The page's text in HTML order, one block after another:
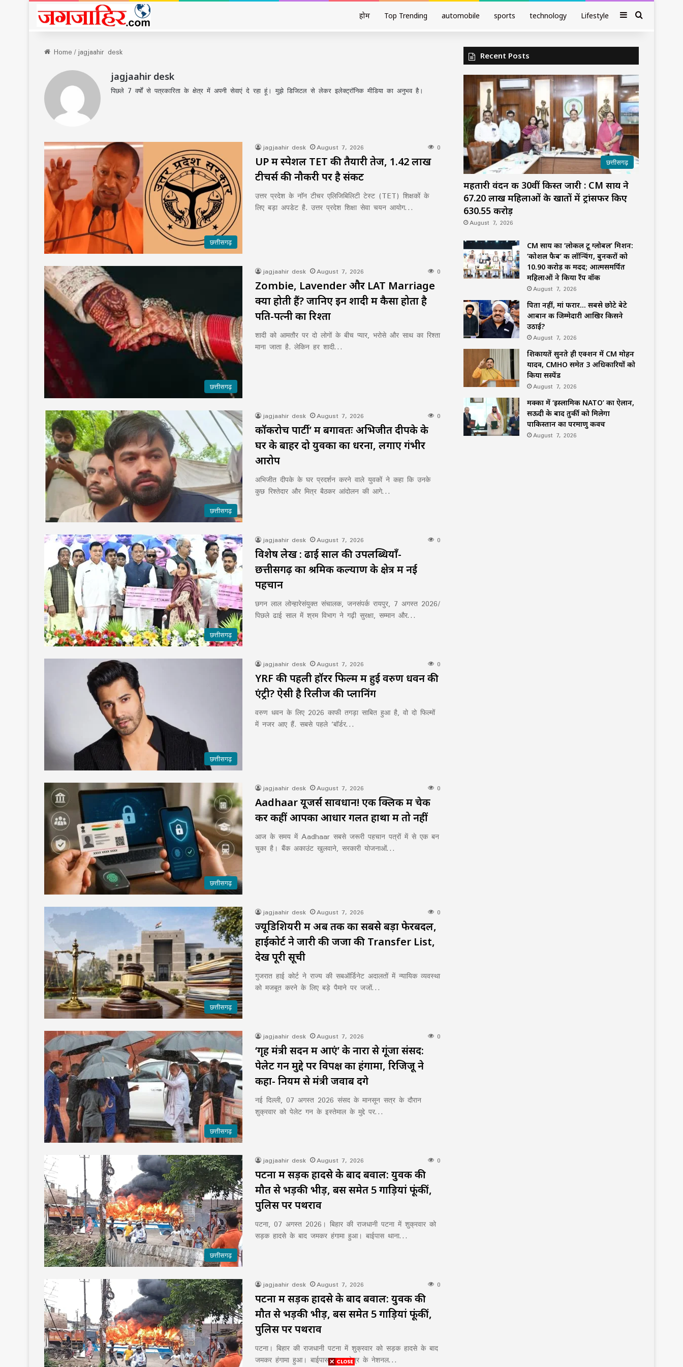
होम Top Trending automobile sports technology Lifestyle SidebarSearch
Home/jagjaahir desk
jagjaahir desk
पिछले 7 वर्षों से पत्रकारिता के क्षेत्र में अपनी सेवाएं दे रहा हूं। मुझे डिजिटल से लेकर इलेक्ट्रॉनिक मीडिया का अनुभव है।
छत्तीसगढ़
jagjaahir desk August 7, 2026 0
UP में स्पेशल TET की तैयारी तेज, 1.42 लाख
टीचर्स की नौकरी पर है संकट
उत्तर प्रदेश के नाॅन टीचर एलिजिबिलिटी टेस्ट (TET) शिक्षकों के
लिए बड़ा अपडेट है. उत्तर प्रदेश शिक्षा सेवा चयन आयोग…
छत्तीसगढ़
jagjaahir desk August 7, 2026 0
Zombie, Lavender और LAT Marriage
क्या होती हैं? जानिए इन शादी में कैसा होता है
पति-पत्नी का रिश्ता
शादी को आमतौर पर दो लोगों के बीच प्यार, भरोसे और साथ का रिश्ता
माना जाता है. लेकिन हर शादी…
छत्तीसगढ़
jagjaahir desk August 7, 2026 0
कॉकरोच पार्टी’ में बगावतः अभिजीत दीपके के
घर के बाहर दो युवकों का धरना, लगाए गंभीर
आरोप
अभिजीत दीपके के घर प्रदर्शन करने वाले युवकों ने कहा कि उनके
कुछ रिश्तेदार और मित्र बैठकर आंदोलन की आगे…
छत्तीसगढ़
jagjaahir desk August 7, 2026 0
विशेष लेख : ढाई साल की उपलब्धियाँ-
छत्तीसगढ़ का श्रमिक कल्याण के क्षेत्र में नई
पहचान
छगन लाल लोन्हारेसंयुक्त संचालक, जनसंपर्क रायपुर, 7 अगस्त 2026/
पिछले ढाई साल में श्रम विभाग ने गढ़ी सुरक्षा, सम्मान और…
छत्तीसगढ़
jagjaahir desk August 7, 2026 0
YRF की पहली हॉरर फिल्म में हुई वरुण धवन की
एंट्री? ऐसी है रिलीज की प्लानिंग
वरुण धवन के लिए 2026 काफी तगड़ा साबित हुआ है, वो दो फिल्मों
में नजर आए हैं. सबसे पहले ‘बॉर्डर…
छत्तीसगढ़
jagjaahir desk August 7, 2026 0
Aadhaar यूजर्स सावधान! एक क्लिक में चेक
करें कहीं आपका आधार गलत हाथों में तो नहीं
आज के समय में Aadhaar सबसे जरूरी पहचान पत्रों में से एक बन
चुका है। बैंक अकाउंट खुलवाने, सरकारी योजनाओं…
छत्तीसगढ़
jagjaahir desk August 7, 2026 0
ज्यूडिशियरी में अब तक का सबसे बड़ा फेरबदल,
हाईकोर्ट ने जारी की जजों की Transfer List,
देखें पूरी सूची
गुजरात हाई कोर्ट ने राज्य की सबऑर्डिनेट अदालतों में न्यायिक व्यवस्था
को मजबूत करने के लिए बड़े पैमाने पर जजों…
छत्तीसगढ़
jagjaahir desk August 7, 2026 0
‘गृह मंत्री सदन में आएं’ के नारों से गूंजा संसद:
पेलेट गन मुद्दे पर विपक्ष का हंगामा, रिजिजू ने
कहा- नियम से मंत्री जवाब देंगे
नई दिल्ली, 07 अगस्त 2026 संसद के मानसून सत्र के दौरान
शुक्रवार को पेलेट गन के इस्तेमाल के मुद्दे पर…
छत्तीसगढ़
jagjaahir desk August 7, 2026 0
पटना में सड़क हादसे के बाद बवाल: युवक की
मौत से भड़की भीड़, बस समेत 5 गाड़ियां फूंकीं,
पुलिस पर पथराव
पटना, 07 अगस्त 2026। बिहार की राजधानी पटना में शुक्रवार को
सड़क हादसे के बाद जमकर हंगामा हुआ। बाईपास थाना…
jagjaahir desk August 7, 2026 0
पटना में सड़क हादसे के बाद बवाल: युवक की
मौत से भड़की भीड़, बस समेत 5 गाड़ियां फूंकीं,
पुलिस पर पथराव
पटना। बिहार की राजधानी पटना में शुक्रवार को सड़क हादसे के बाद
जमकर हंगामा हुआ। बाईपास थाना क्षेत्र के नेशनल…
Recent Posts
छत्तीसगढ़
महतारी वंदन की 30वीं किस्त जारी : CM साय ने
67.20 लाख महिलाओं के खातों में ट्रांसफर किए
₹630.55 करोड़
August 7, 2026
CM साय का ‘लोकल टू ग्लोबल’ मिशन:
‘कोशल फैब’ की लॉन्चिंग, बुनकरों को
10.90 करोड़ की मदद; आत्मसमर्पित
महिलाओं ने किया रैंप वॉक
August 7, 2026
पिता नहीं, मां फरार… सबसे छोटे बेटे
आबान की जिम्मेदारी आखिर किसने
उठाई?
August 7, 2026
शिकायतें सुनते ही एक्शन में CM मोहन
यादव, CMHO समेत 3 अधिकारियों को
किया सस्पेंड
August 7, 2026
मक्का में ‘इस्लामिक NATO’ का ऐलान,
सऊदी के बाद तुर्की को मिलेगा
पाकिस्तान का परमाणु कवच
August 7, 2026